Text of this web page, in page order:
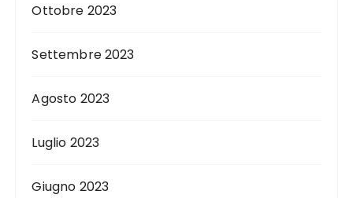
Ottobre 2023
Settembre 2023
Agosto 2023
Luglio 2023
Giugno 2023